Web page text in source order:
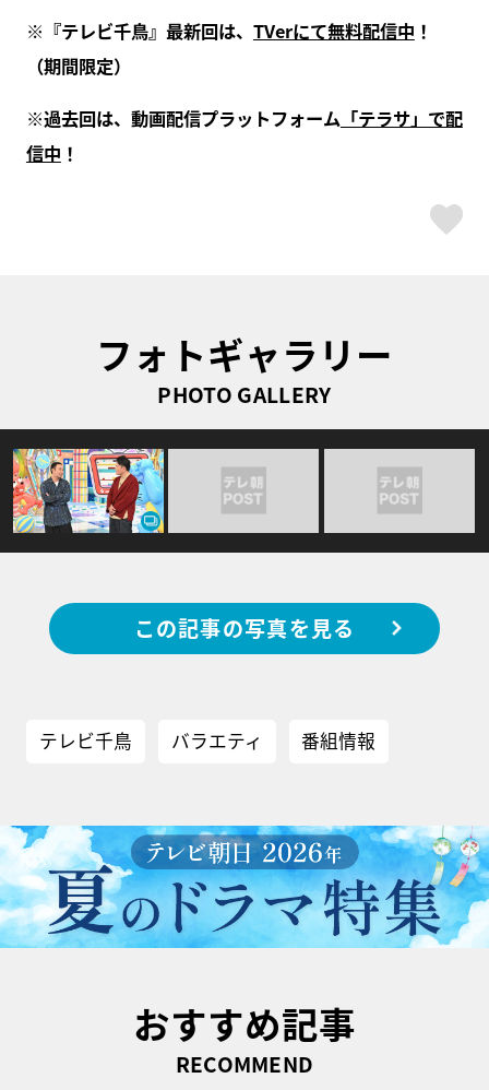
※『テレビ千鳥』最新回は、 TVerにて無料配信中 ！
（期間限定）
※過去回は、動画配信プラットフォーム「テラサ」で配
信中 ！
フォトギャラリー
PHOTO GALLERY
この記事の写真を見る
テレビ千鳥 バラエティ 番組情報
おすすめ記事
RECOMMEND